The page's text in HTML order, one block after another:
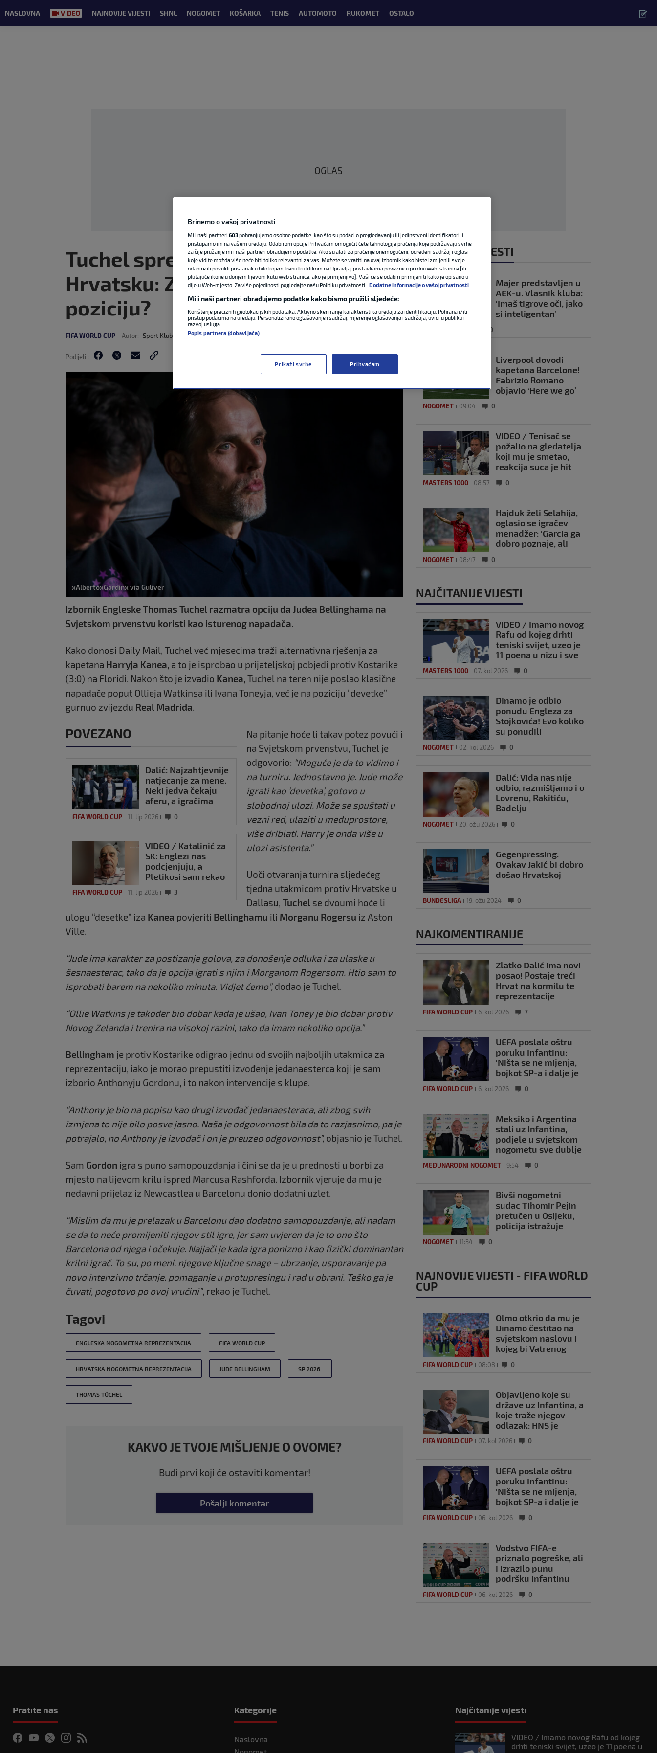
NASLOVNA NAJNOVIJE VIJESTI SHNL NOGOMET KOŠARKA TENIS AUTOMOTO RUKOMET OSTALO
OGLAS
Tuchel sprema promjenu za
Hrvatsku: Zvijezdi mijenja
poziciju?
FIFA WORLD CUP Autor: Sport Klub 11. lip 2026 21:22 0 komentara
Podijeli :
xAlbertoxGardinx via Guliver
Izbornik Engleske Thomas Tuchel razmatra opciju da Judea Bellinghama na
Svjetskom prvenstvu koristi kao isturenog napadača.
Kako donosi Daily Mail, Tuchel već mjesecima traži alternativna rješenja za
kapetana Harryja Kanea, a to je isprobao u prijateljskoj pobjedi protiv Kostarike
(3:0) na Floridi. Nakon što je izvadio Kanea, Tuchel na teren nije poslao klasične
napadače poput Ollieja Watkinsa ili Ivana Toneyja, već je na poziciju “devetke”
gurnuo zvijezdu Real Madrida.
POVEZANO
Dalić: Najzahtjevnije
natjecanje za mene.
Neki jedva čekaju
aferu, a igračima
FIFA WORLD CUP 11. lip 2026 0
VIDEO / Katalinić za
SK: Englezi nas
podcjenjuju, a
Pletikosi sam rekao
FIFA WORLD CUP 11. lip 2026 3
Na pitanje hoće li takav potez povući i
na Svjetskom prvenstvu, Tuchel je
odgovorio: “Moguće je da to vidimo i
na turniru. Jednostavno je. Jude može
igrati kao ‘devetka’, gotovo u
slobodnoj ulozi. Može se spuštati u
vezni red, ulaziti u međuprostore,
više driblati. Harry je onda više u
ulozi asistenta.”
Uoči otvaranja turnira sljedećeg
tjedna utakmicom protiv Hrvatske u
Dallasu, Tuchel se dvoumi hoće li
ulogu “desetke” iza Kanea povjeriti Bellinghamu ili Morganu Rogersu iz Aston
Ville.
“Jude ima karakter za postizanje golova, za donošenje odluka i za ulaske u
šesnaesterac, tako da je opcija igrati s njim i Morganom Rogersom. Htio sam to
isprobati barem na nekoliko minuta. Vidjet ćemo”, dodao je Tuchel.
“Ollie Watkins je također bio dobar kada je ušao, Ivan Toney je bio dobar protiv
Novog Zelanda i trenira na visokoj razini, tako da imam nekoliko opcija.”
Bellingham je protiv Kostarike odigrao jednu od svojih najboljih utakmica za
reprezentaciju, iako je morao prepustiti izvođenje jedanaesterca koji je sam
izborio Anthonyju Gordonu, i to nakon intervencije s klupe.
“Anthony je bio na popisu kao drugi izvođač jedanaesteraca, ali zbog svih
izmjena to nije bilo posve jasno. Naša je odgovornost bila da to razjasnimo, pa je
potrajalo, no Anthony je izvođač i on je preuzeo odgovornost”, objasnio je Tuchel.
Sam Gordon igra s puno samopouzdanja i čini se da je u prednosti u borbi za
mjesto na lijevom krilu ispred Marcusa Rashforda. Izbornik vjeruje da mu je
nedavni prijelaz iz Newcastlea u Barcelonu donio dodatni uzlet.
“Mislim da mu je prelazak u Barcelonu dao dodatno samopouzdanje, ali nadam
se da to neće promijeniti njegov stil igre, jer sam uvjeren da je to ono što
Barcelona od njega i očekuje. Najjači je kada igra ponizno i kao fizički dominantan
krilni igrač. To su, po meni, njegove ključne snage – ubrzanje, usporavanje pa
novo intenzivno trčanje, pomaganje u protupresingu i rad u obrani. Teško ga je
čuvati, pogotovo po ovoj vrućini”, rekao je Tuchel.
Tagovi
ENGLESKA NOGOMETNA REPREZENTACIJA FIFA WORLD CUP
HRVATSKA NOGOMETNA REPREZENTACIJA JUDE BELLINGHAM SP 2026.
THOMAS TÜCHEL
KAKVO JE TVOJE MIŠLJENJE O OVOME?
Budi prvi koji će ostaviti komentar!
Pošalji komentar
NAJNOVIJE VIJESTI
Majer predstavljen u
AEK-u. Vlasnik kluba:
‘Imaš tigrove oči, jako
si inteligentan’
0
Liverpool dovodi
kapetana Barcelone!
Fabrizio Romano
objavio ‘Here we go’
NOGOMET 09:04 0
VIDEO / Tenisač se
požalio na gledatelja
koji mu je smetao,
reakcija suca je hit
MASTERS 1000 08:57 0
Hajduk želi Selahija,
oglasio se igračev
menadžer: ‘Garcia ga
dobro poznaje, ali
NOGOMET 08:47 0
NAJČITANIJE VIJESTI
VIDEO / Imamo novog
Rafu od kojeg drhti
teniski svijet, uzeo je
11 poena u nizu i sve
MASTERS 1000 07. kol 2026 0
Dinamo je odbio
ponudu Engleza za
Stojkovića! Evo koliko
su ponudili
NOGOMET 02. kol 2026 0
Dalić: Vida nas nije
odbio, razmišljamo i o
Lovrenu, Rakitiću,
Badelju
NOGOMET 20. ožu 2026 0
Gegenpressing:
Ovakav Jakić bi dobro
došao Hrvatskoj
BUNDESLIGA 19. ožu 2024 0
NAJKOMENTIRANIJE
Zlatko Dalić ima novi
posao! Postaje treći
Hrvat na kormilu te
reprezentacije
FIFA WORLD CUP 6. kol 2026 7
UEFA poslala oštru
poruku Infantinu:
‘Ništa se ne mijenja,
bojkot SP-a i dalje je
FIFA WORLD CUP 6. kol 2026 0
Meksiko i Argentina
stali uz Infantina,
podjele u svjetskom
nogometu sve dublje
MEĐUNARODNI NOGOMET 9:54 0
Bivši nogometni
sudac Tihomir Pejin
pretučen u Osijeku,
policija istražuje
NOGOMET 11:34 0
NAJNOVIJE VIJESTI - FIFA WORLD
CUP
Olmo otkrio da mu je
Dinamo čestitao na
svjetskom naslovu i
kojeg bi Vatrenog
FIFA WORLD CUP 08:08 0
Objavljeno koje su
države uz Infantina, a
koje traže njegov
odlazak: HNS je
stranu
FIFA WORLD CUP 07. kol 2026 0
UEFA poslala oštru
poruku Infantinu:
‘Ništa se ne mijenja,
bojkot SP-a i dalje je
FIFA WORLD CUP 06. kol 2026 0
Vodstvo FIFA-e
priznalo pogreške, ali
i izrazilo punu
podršku Infantinu
FIFA WORLD CUP 06. kol 2026 0
Pratite nas Kategorije
Naslovna
Nogomet
Najčitanije vijesti
VIDEO / Imamo novog Rafu od kojeg
drhti teniski svijet, uzeo je 11 poena u
Brinemo o vašoj privatnosti
Mi i naši partneri 603pohranjujemo osobne podatke, kao što su podaci o pregledavanju ili jedinstveni identifikatori, i
pristupamo im na vašem uređaju. Odabirom opcije Prihvaćam omogućit ćete tehnologije praćenja koje podržavaju svrhe
za čije pružanje mi i naši partneri obrađujemo podatke. Ako su alati za praćenje onemogućeni, određeni sadržaj i oglasi
koje vidite možda više neće biti toliko relevantni za vas. Možete se vratiti na ovaj izbornik kako biste izmijenili svoje
odabire ili povukli pristanak u bilo kojem trenutku klikom na Upravljaj postavkama poveznicu pri dnu web-stranice [ili
plutajuće ikone u donjem lijevom kutu web stranice, ako je primjenjivo]. Vaši će se odabiri primijeniti kako je opisano u
dijelu Web-mjesto. Za više pojedinosti pogledajte našu Politiku privatnosti.
Dodatne informacije o vašoj privatnosti
Mi i naši partneri obrađujemo podatke kako bismo pružili sljedeće:
Korištenje preciznih geolokacijskih podataka. Aktivno skeniranje karakteristika uređaja za identifikaciju. Pohrana i/ili
pristup podacima na uređaju. Personalizirano oglašavanje i sadržaj, mjerenje oglašavanja i sadržaja, uvidi u publiku i
razvoj usluga.
Popis partnera (dobavljača)
Prikaži svrhe Prihvaćam